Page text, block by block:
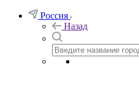
Россия
Назад